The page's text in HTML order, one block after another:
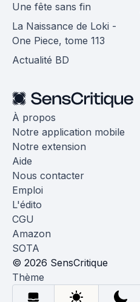
Une fête sans fin
La Naissance de Loki -
One Piece, tome 113
Actualité BD
À propos
Notre application mobile
Notre extension
Aide
Nous contacter
Emploi
L'édito
CGU
Amazon
SOTA
© 2026 SensCritique
Thème